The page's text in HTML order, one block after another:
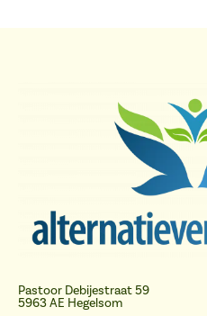
Pastoor Debijestraat 59
5963 AE Hegelsom